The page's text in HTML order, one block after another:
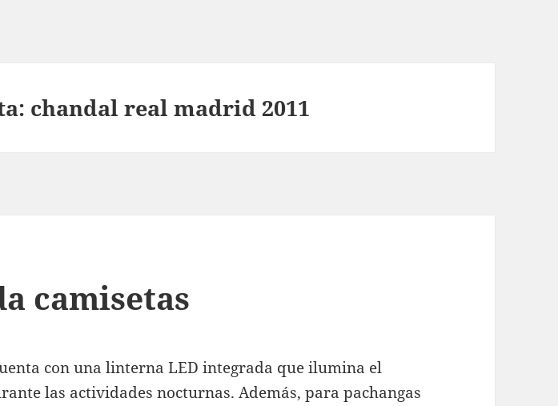
chandal real madrid 2011
camisetas
con una linterna LED integrada que ilumina el
las actividades nocturnas. Además, para pachangas